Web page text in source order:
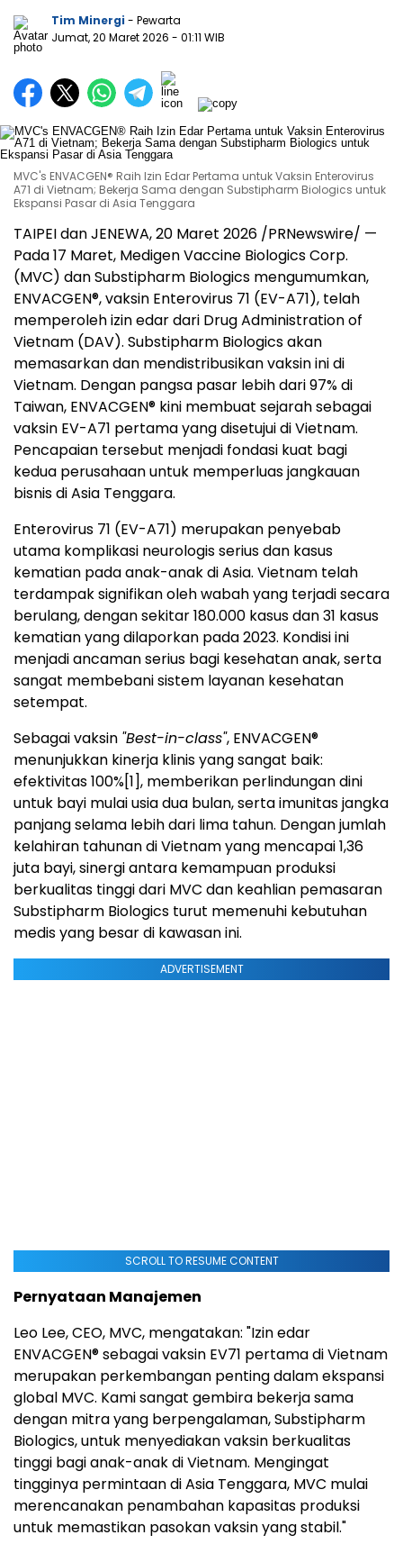
Tim Minergi - Pewarta
Jumat, 20 Maret 2026 - 01:11 WIB
MVC's ENVACGEN® Raih Izin Edar Pertama untuk Vaksin Enterovirus
A71 di Vietnam; Bekerja Sama dengan Substipharm Biologics untuk
Ekspansi Pasar di Asia Tenggara
TAIPEI dan JENEWA, 20 Maret 2026 /PRNewswire/ —
Pada 17 Maret, Medigen Vaccine Biologics Corp.
(MVC) dan Substipharm Biologics mengumumkan,
ENVACGEN®, vaksin Enterovirus 71 (EV-A71), telah
memperoleh izin edar dari Drug Administration of
Vietnam (DAV). Substipharm Biologics akan
memasarkan dan mendistribusikan vaksin ini di
Vietnam. Dengan pangsa pasar lebih dari 97% di
Taiwan, ENVACGEN® kini membuat sejarah sebagai
vaksin EV-A71 pertama yang disetujui di Vietnam.
Pencapaian tersebut menjadi fondasi kuat bagi
kedua perusahaan untuk memperluas jangkauan
bisnis di Asia Tenggara.
Enterovirus 71 (EV-A71) merupakan penyebab
utama komplikasi neurologis serius dan kasus
kematian pada anak-anak di Asia. Vietnam telah
terdampak signifikan oleh wabah yang terjadi secara
berulang, dengan sekitar 180.000 kasus dan 31 kasus
kematian yang dilaporkan pada 2023. Kondisi ini
menjadi ancaman serius bagi kesehatan anak, serta
sangat membebani sistem layanan kesehatan
setempat.
Sebagai vaksin "Best-in-class", ENVACGEN®
menunjukkan kinerja klinis yang sangat baik:
efektivitas 100%[1], memberikan perlindungan dini
untuk bayi mulai usia dua bulan, serta imunitas jangka
panjang selama lebih dari lima tahun. Dengan jumlah
kelahiran tahunan di Vietnam yang mencapai 1,36
juta bayi, sinergi antara kemampuan produksi
berkualitas tinggi dari MVC dan keahlian pemasaran
Substipharm Biologics turut memenuhi kebutuhan
medis yang besar di kawasan ini.
ADVERTISEMENT
SCROLL TO RESUME CONTENT
Pernyataan Manajemen
Leo Lee, CEO, MVC, mengatakan: "Izin edar
ENVACGEN® sebagai vaksin EV71 pertama di Vietnam
merupakan perkembangan penting dalam ekspansi
global MVC. Kami sangat gembira bekerja sama
dengan mitra yang berpengalaman, Substipharm
Biologics, untuk menyediakan vaksin berkualitas
tinggi bagi anak-anak di Vietnam. Mengingat
tingginya permintaan di Asia Tenggara, MVC mulai
merencanakan penambahan kapasitas produksi
untuk memastikan pasokan vaksin yang stabil."